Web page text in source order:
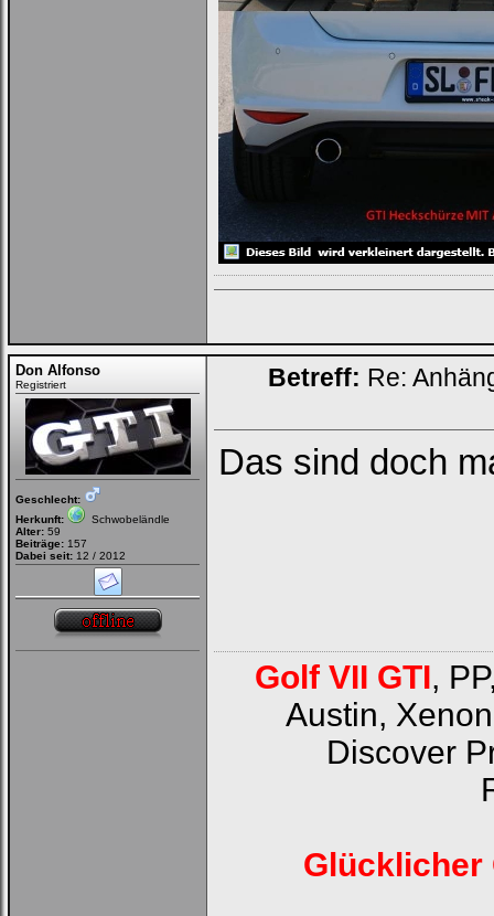
Don Alfonso
Registriert
Geschlecht:
Herkunft:
Schwobeländle
Alter: 59
Beiträge: 157
Dabei seit: 12 / 2012
Betreff: Re:
Das sind doch
Golf VII GTI,
Austin,
Discover
Glücklicher